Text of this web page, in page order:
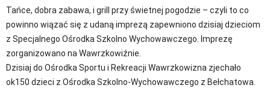
Tańce, dobra zabawa, i grill przy świetnej pogodzie – czyli to co
powinno wiązać się z udaną imprezą zapewniono dzisiaj dzieciom
z Specjalnego Ośrodka Szkolno Wychowawczego. Imprezę
zorganizowano na Wawrzkowiźnie.
Dzisiaj do Ośrodka Sportu i Rekreacji Wawrzkowizna zjechało
ok150 dzieci z Ośrodka Szkolno-Wychowawczego z Bełchatowa.